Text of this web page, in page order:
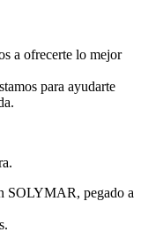
a ofrecerte lo mejor
para ayudarte
SOLYMAR, pegado a